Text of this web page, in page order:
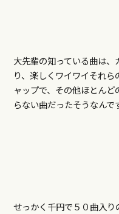
大先輩の知っている曲は
り、楽しくワイワイそれ
ャップで、その他ほとん
らない曲だったそうなんで
せっかく千円で５０曲入